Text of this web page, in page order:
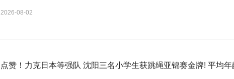
2026-08-02
点赞！力克日本等强队 沈阳三名小学生获跳绳亚锦赛金牌! 平均年